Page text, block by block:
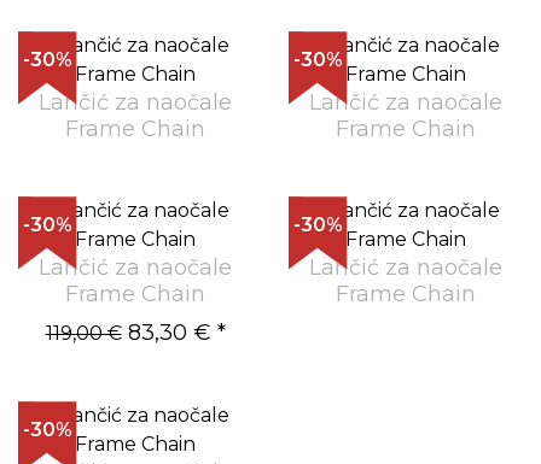
-30%
Lančić za naočale
Frame Chain
-30%
Lančić za naočale
Frame Chain
-30%
Lančić za naočale
Frame Chain
119,00 €83,30 € *
-30%
Lančić za naočale
Frame Chain
-30%